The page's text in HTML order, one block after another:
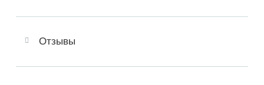
Отзывы